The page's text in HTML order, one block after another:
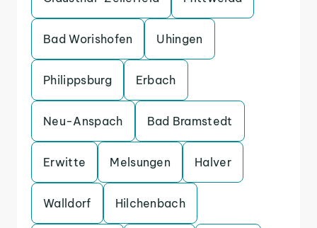
Bad Worishofen Uhingen
Philippsburg Erbach
Neu-Anspach Bad Bramstedt
Erwitte Melsungen Halver
Walldorf Hilchenbach